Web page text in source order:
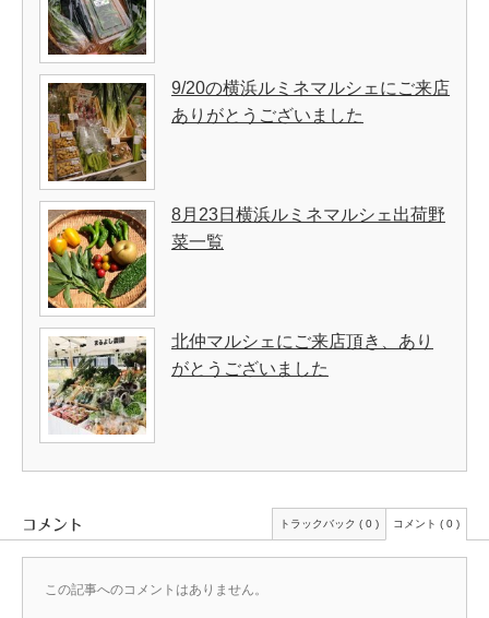
9/20の横浜ルミネマルシェにご来店
ありがとうございました
8月23日横浜ルミネマルシェ出荷野
菜一覧
北仲マルシェにご来店頂き、あり
がとうございました
コメント トラックバック ( 0 ) コメント ( 0 )
この記事へのコメントはありません。